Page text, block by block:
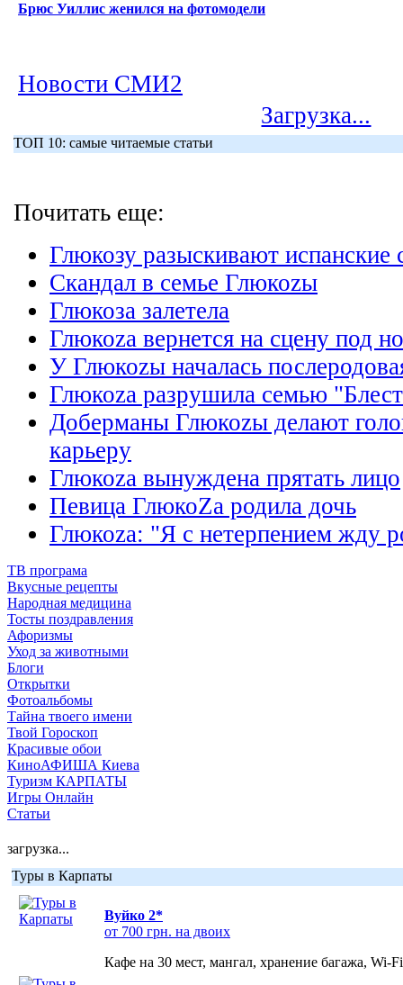
Брюс Уиллис женился на фотомодели
Новости СМИ2
Загрузка...
ТОП 10: самые читаемые статьи
Почитать еще:
Глюкозу разыскивают
Скандал в семье Глюкоzы
Глюкоза залетела
Глюкоzа вернется на сцену под
У Глюкоzы началась
Глюкоzа разрушила семью
Доберманы Глюкоzы делают
карьеру
Глюкоzа вынуждена прятать лицо
Певица ГлюкоZа родила дочь
Глюкоzа: "Я с нетерпением жду
ТВ програма
Вкусные рецепты
Народная медицина
Тосты поздравления
Афоризмы
Уход за животными
Блоги
Открытки
Фотоальбомы
Тайна твоего имени
Твой Гороскоп
Красивые обои
КиноАФИША Киева
Туризм КАРПАТЫ
Игры Онлайн
Статьи
загрузка...
Туры в Карпаты
Вуйко 2*
от 700 грн. на двоих
Кафе на 30 мест, мангал, хранение багажа, Wi-